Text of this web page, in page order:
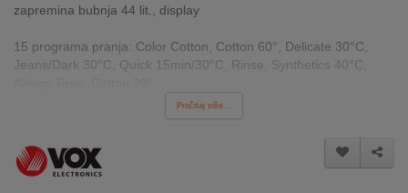
PC
&
zapremina bubnja 44 lit., display
15 programa pranja: Color Cotton, Cotton 60°, Delicate 30°C,
Jeans/Dark 30°C, Quick 15min/30°C, Rinse, Synthetics 40°C,
Pročitaj više...